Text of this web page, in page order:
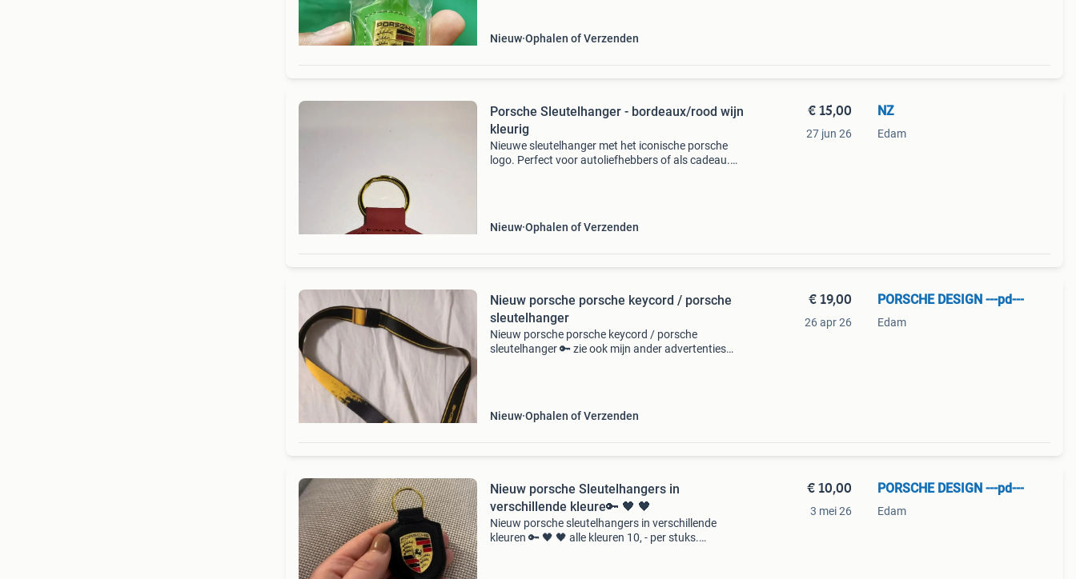
Nieuw Ophalen of Verzenden
Porsche Sleutelhanger - bordeaux/rood wijn
kleurig
Nieuwe sleutelhanger met het iconische porsche
logo. Perfect voor autoliefhebbers of als cadeau.
Nieuw Ophalen of Verzenden
€ 15,00
27 jun 26
NZ
Edam
Nieuw porsche porsche keycord / porsche
sleutelhanger
Nieuw porsche porsche keycord / porsche
sleutelhanger 🔑 zie ook mijn ander advertenties
Nieuw Ophalen of Verzenden
€ 19,00
26 apr 26
PORSCHE DESIGN ---pd---
Edam
Nieuw porsche Sleutelhangers in
verschillende kleure🔑 🖤 🖤
Nieuw porsche sleutelhangers in verschillende
kleuren 🔑 🖤 🖤 alle kleuren 10, - per stuks.
€ 10,00
3 mei 26
PORSCHE DESIGN ---pd---
Edam